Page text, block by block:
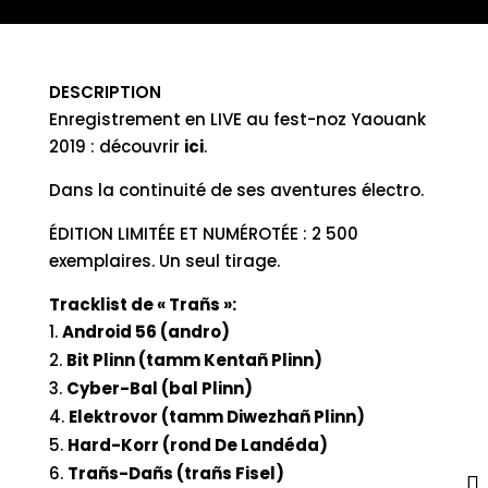
DESCRIPTION
Enregistrement en LIVE au fest-noz Yaouank
2019 : découvrir ici.
Dans la continuité de ses aventures électro.
ÉDITION LIMITÉE ET NUMÉROTÉE : 2 500
exemplaires. Un seul tirage.
Tracklist de « Trañs »:
Android 56 (andro)
Bit Plinn (tamm Kentañ Plinn)
Cyber-Bal (bal Plinn)
Elektrovor (tamm Diwezhañ Plinn)
Hard-Korr (rond De Landéda)
Trañs-Dañs (trañs Fisel)